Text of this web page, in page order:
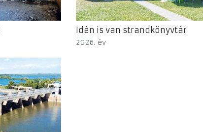
Idén is van strandkönyvtár
2026. év